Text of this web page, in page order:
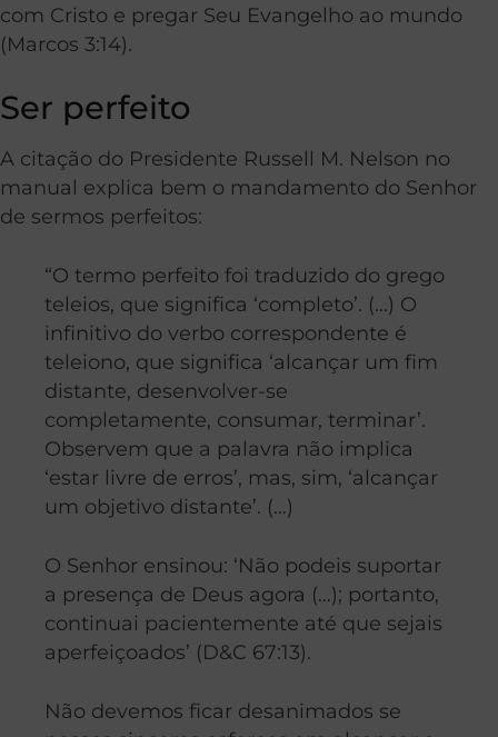
com Cristo e pregar Seu Evangelho ao mundo
(Marcos 3:14).
Ser perfeito
A citação do Presidente Russell M. Nelson no
manual explica bem o mandamento do Senhor
de sermos perfeitos:
“O termo perfeito foi traduzido do grego
teleios, que significa ‘completo’. (…) O
infinitivo do verbo correspondente é
teleiono, que significa ‘alcançar um fim
distante, desenvolver-se
completamente, consumar, terminar’.
Observem que a palavra não implica
‘estar livre de erros’, mas, sim, ‘alcançar
um objetivo distante’. (…)
O Senhor ensinou: ‘Não podeis suportar
a presença de Deus agora (…); portanto,
continuai pacientemente até que sejais
aperfeiçoados’ (D&C 67:13).
Não devemos ficar desanimados se